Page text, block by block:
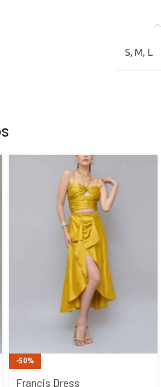
S, M, L
-50%
Francis Dress